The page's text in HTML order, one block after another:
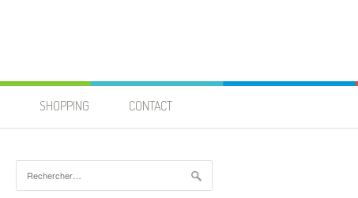
SHOPPING CONTACT